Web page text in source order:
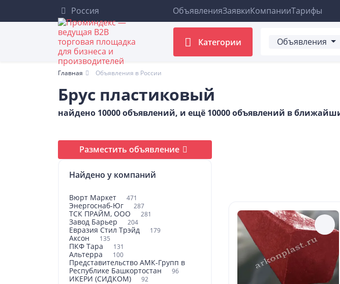
Россия ОбъявленияЗаявкиКомпанииТарифы
Категории Объявления
Главная Объявления в России
Брус пластиковый
найдено 10000 объявлений, и ещё 10000 объявлений в
Разместить объявление
Найдено у компаний
Вюрт Маркет 471
Энергоснаб-Юг 287
ТСК ПРАЙМ, ООО 281
Завод Барьер 204
Евразия Стил Трэйд 179
Аксон 135
ПКФ Тара 131
Альтерра 100
Представительство АМК-Групп в
Республике Башкортостан
96
ИКЕРИ (СИДКОМ) 92